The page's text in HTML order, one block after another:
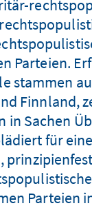
Parteien.
stammen
Finnland,
in Sachen
für
Parteien